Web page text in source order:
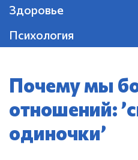
Здоровье
Психология
Почему мы
отношений:
одиночки’